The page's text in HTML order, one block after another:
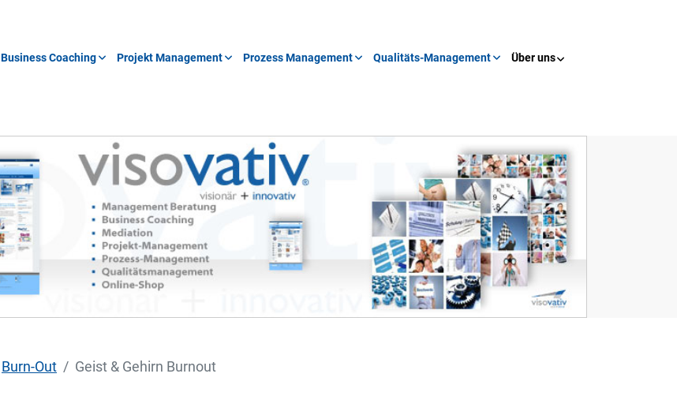
Business Coaching Projekt Management Prozess Management Qualitäts-Management Über uns
Burn-Out Geist & Gehirn Burnout